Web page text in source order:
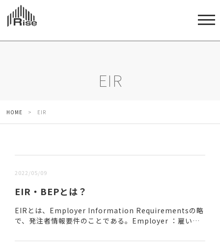
EIR
HOME > EIR
2022/05/09
EIR・BEPとは？
EIRとは、Employer Information Requirementsの略
で、発注者情報要件のことである。Employer ：雇い主I